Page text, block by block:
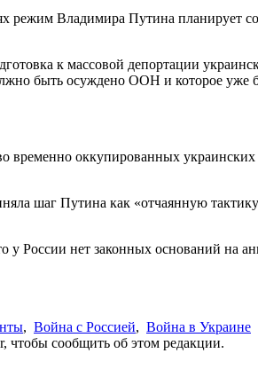
Владимира Путина планирует
к массовой депортации
быть осуждено ООН и которое
оккупированных украинских
шаг Путина как «отчаянную
у России нет законных оснований
, Война с Россией, Война в Украине
чтобы сообщить об этом редакции.